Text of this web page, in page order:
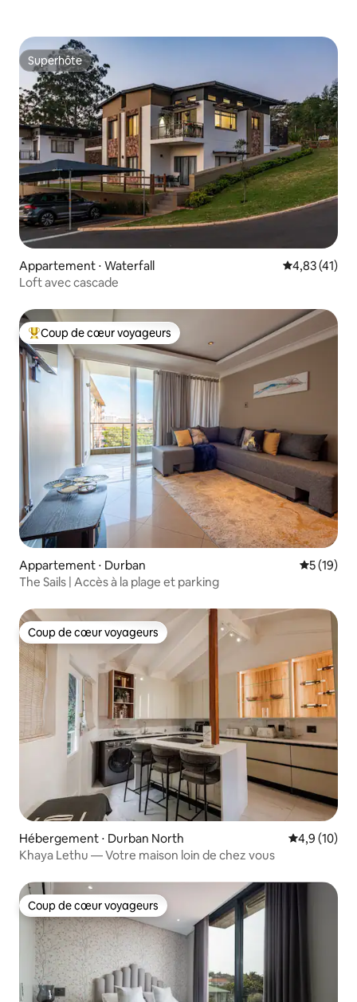
Superhôte
Superhôte
Appartement ⋅ Waterfall Évaluation
4,83 (41)
Loft avec cascade
Coups de cœur voyageurs les plus appréciés
Coup de cœur voyageurs
Appartement ⋅ Durban
5 (19)
The Sails | Accès à la plage et parking
Coup de cœur voyageurs
Coup de cœur voyageurs
Hébergement ⋅ Durban North Évaluation
4,9 (10)
Khaya Lethu — Votre maison loin de chez vous
Coup de cœur voyageurs
Coup de cœur voyageurs